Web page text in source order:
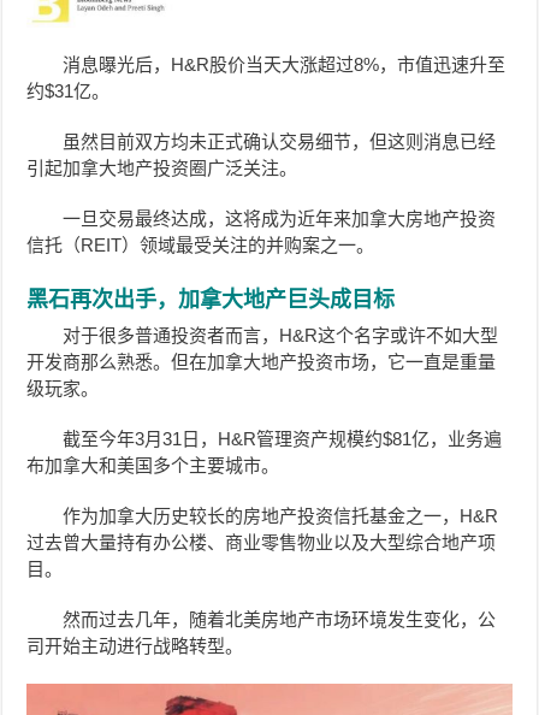
消息曝光后，H&R股价当天大涨超过8%，市值迅速升至
约$31亿。
虽然目前双方均未正式确认交易细节，但这则消息已经
引起加拿大地产投资圈广泛关注。
一旦交易最终达成，这将成为近年来加拿大房地产投资
信托（REIT）领域最受关注的并购案之一。
黑石再次出手，加拿大地产巨头成目标
对于很多普通投资者而言，H&R这个名字或许不如大型
开发商那么熟悉。但在加拿大地产投资市场，它一直是重量
级玩家。
截至今年3月31日，H&R管理资产规模约$81亿，业务遍
布加拿大和美国多个主要城市。
作为加拿大历史较长的房地产投资信托基金之一，H&R
过去曾大量持有办公楼、商业零售物业以及大型综合地产项
目。
然而过去几年，随着北美房地产市场环境发生变化，公
司开始主动进行战略转型。